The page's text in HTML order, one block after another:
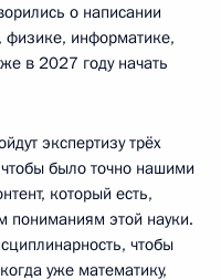
о написании
физике, информатике,
в 2027 году начать
экспертизу трёх
было точно нашими
который есть,
пониманиям этой науки.
чтобы
уже математику,